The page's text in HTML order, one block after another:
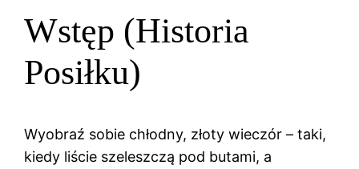
Wstęp (Historia
Posiłku)
Wyobraź sobie chłodny, złoty wieczór – taki,
kiedy liście szeleszczą pod butami, a